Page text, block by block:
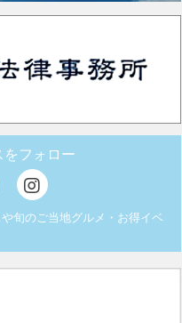
をフォロー
旬のご当地グルメ・お得イベ